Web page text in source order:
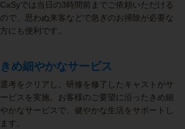
CaSyでは当日の3時間前までご依頼いただける
ので、思わぬ来客などで急ぎのお掃除が必要な
方にも便利です。
きめ細やかなサービス
選考をクリアし、研修を修了したキャストがサ
ービスを実施。お客様のご要望に沿ったきめ細
やかなサービスで、健やかな生活をサポートし
ます。